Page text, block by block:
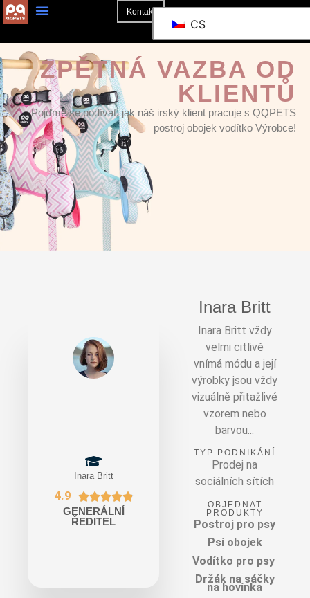
Kontakt
CS
ZPĚTNÁ VAZBA OD
KLIENTŮ
Pojďme se podívat, jak náš irský klient pracuje s QQPETS
postroj obojek vodítko Výrobce!
Inara Britt
4.9 
GENERÁLNÍ
ŘEDITEL
Inara Britt
Inara Britt vždy
velmi citlivě
vnímá módu a její
výrobky jsou vždy
vizuálně přitažlivé
vzorem nebo
barvou...
TYP PODNIKÁNÍ
Prodej na
sociálních sítích
OBJEDNAT
PRODUKTY
Postroj pro psy
Psí obojek
Vodítko pro psy
Držák na sáčky
na hovínka